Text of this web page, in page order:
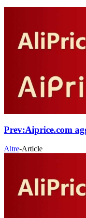
Prev:Aiprice.com
Altre-Article